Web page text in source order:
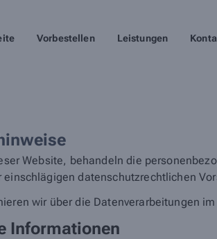
Vorbestellen Leistungen
Website, behandeln die
einschlägigen datenschutzrechtlichen
wir über die Datenverarbeitungen
Informationen